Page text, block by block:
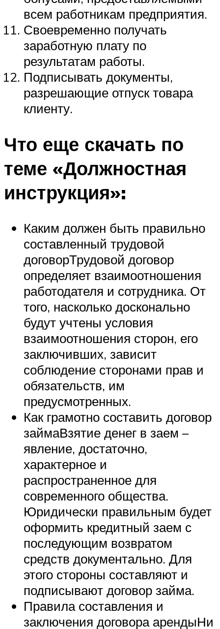
всем работникам предприятия.
Своевременно получать
заработную плату по
результатам работы.
Подписывать документы,
разрешающие отпуск товара
клиенту.
Что еще скачать по
теме «Должностная
инструкция»:
Каким должен быть правильно
составленный трудовой
договорТрудовой договор
определяет взаимоотношения
работодателя и сотрудника. От
того, насколько досконально
будут учтены условия
взаимоотношения сторон, его
заключивших, зависит
соблюдение сторонами прав и
обязательств, им
предусмотренных.
Как грамотно составить договор
займаВзятие денег в заем –
явление, достаточно,
характерное и
распространенное для
современного общества.
Юридически правильным будет
оформить кредитный заем с
последующим возвратом
средств документально. Для
этого стороны составляют и
подписывают договор займа.
Правила составления и
заключения договора арендыНи